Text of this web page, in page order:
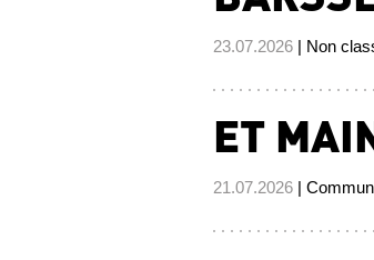
23.07.2026 | Non
ET
21.07.2026 |